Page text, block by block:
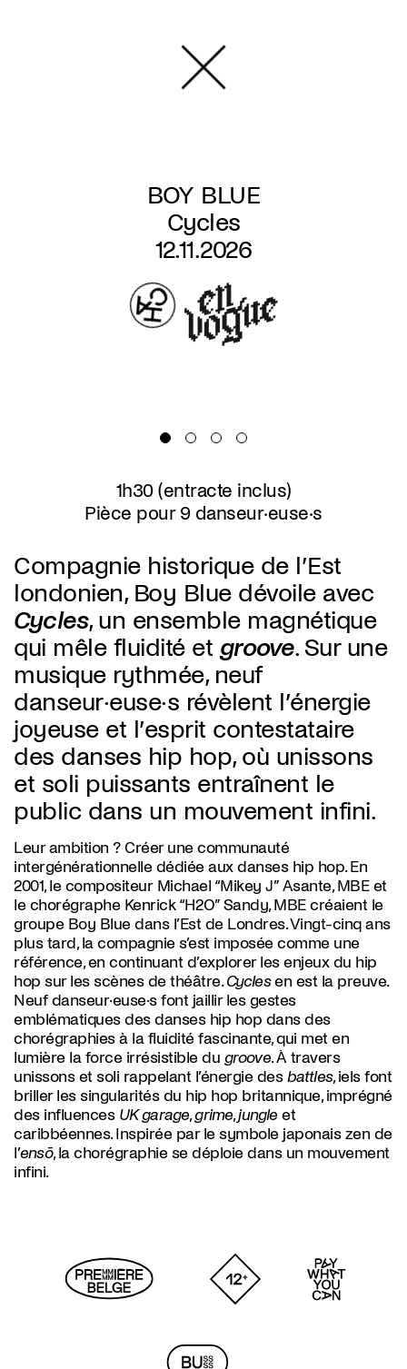
BOY BLUE
Cycles
12.11.2026
1h30 (entracte inclus)
Pièce pour 9 danseur·euse·s
Compagnie historique de l’Est
londonien, Boy Blue dévoile avec
Cycles, un ensemble magnétique
qui mêle fluidité et groove. Sur une
musique rythmée, neuf
danseur·euse·s révèlent l’énergie
joyeuse et l’esprit contestataire
des danses hip hop, où unissons
et soli puissants entraînent le
public dans un mouvement infini.
Leur ambition ? Créer une communauté
intergénérationnelle dédiée aux danses hip hop. En
2001, le compositeur Michael “Mikey J” Asante, MBE et
le chorégraphe Kenrick “H2O” Sandy, MBE créaient le
groupe Boy Blue dans l’Est de Londres. Vingt-cinq ans
plus tard, la compagnie s’est imposée comme une
référence, en continuant d’explorer les enjeux du hip
hop sur les scènes de théâtre.Cyclesen est la preuve.
Neuf danseur·euse·s font jaillir les gestes
emblématiques des danses hip hop dans des
chorégraphies à la fluidité fascinante, qui met en
lumière la force irrésistible du groove. À travers
unissons et soli rappelant l’énergie des battles, iels font
briller les singularités du hip hop britannique, imprégné
des influences UK garage,grime,jungle et
caribbéennes. Inspirée par le symbole japonais zen de
l’ensō, la chorégraphie se déploie dans un mouvement
infini.